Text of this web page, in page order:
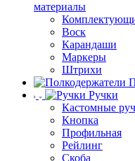
материалы
Воск
Карандаши
Маркеры
Штрихи
Ручки
Кастомные
Кнопка
Профильная
Рейлинг
Скоба